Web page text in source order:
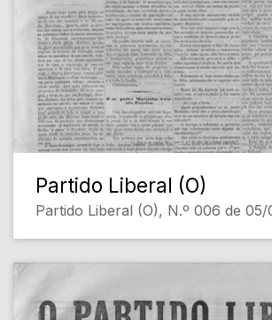
Partido Liberal (O)
Partido Liberal (O), N.º 006 de